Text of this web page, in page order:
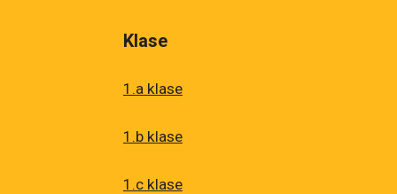
Klase
1.a klase
1.b klase
1.c klase